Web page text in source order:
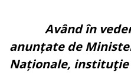
Având în
anunțate de
Naționale,